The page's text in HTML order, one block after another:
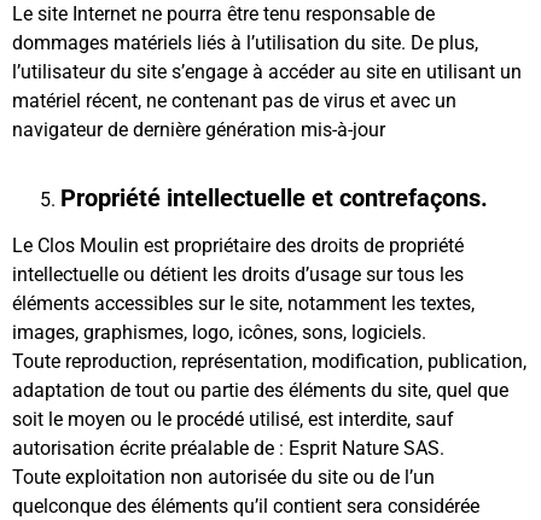
Le site Internet ne pourra être tenu responsable de
dommages matériels liés à l’utilisation du site. De plus,
l’utilisateur du site s’engage à accéder au site en utilisant un
matériel récent, ne contenant pas de virus et avec un
navigateur de dernière génération mis-à-jour
Propriété intellectuelle et contrefaçons.
Le Clos Moulin est propriétaire des droits de propriété
intellectuelle ou détient les droits d’usage sur tous les
éléments accessibles sur le site, notamment les textes,
images, graphismes, logo, icônes, sons, logiciels.
Toute reproduction, représentation, modification, publication,
adaptation de tout ou partie des éléments du site, quel que
soit le moyen ou le procédé utilisé, est interdite, sauf
autorisation écrite préalable de : Esprit Nature SAS.
Toute exploitation non autorisée du site ou de l’un
quelconque des éléments qu’il contient sera considérée